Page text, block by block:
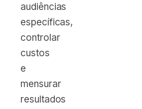
audiências
específicas,
controlar
custos
e
mensurar
resultados